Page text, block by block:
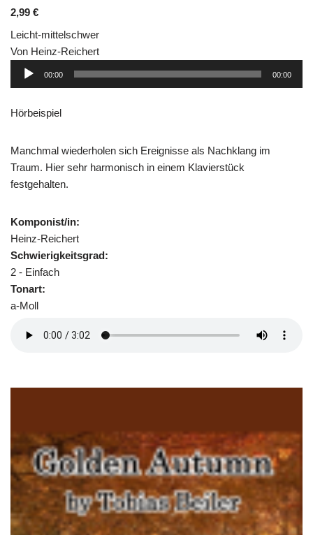
2,99 €
Leicht-mittelschwer
Von Heinz-Reichert
Audio-
00:00 00:00
Hörbeispiel
Manchmal wiederholen sich Ereignisse als Nachklang im
Traum. Hier sehr harmonisch in einem Klavierstück
festgehalten.
Komponist/in:
Heinz-Reichert
Schwierigkeitsgrad:
2 - Einfach
Tonart:
a-Moll